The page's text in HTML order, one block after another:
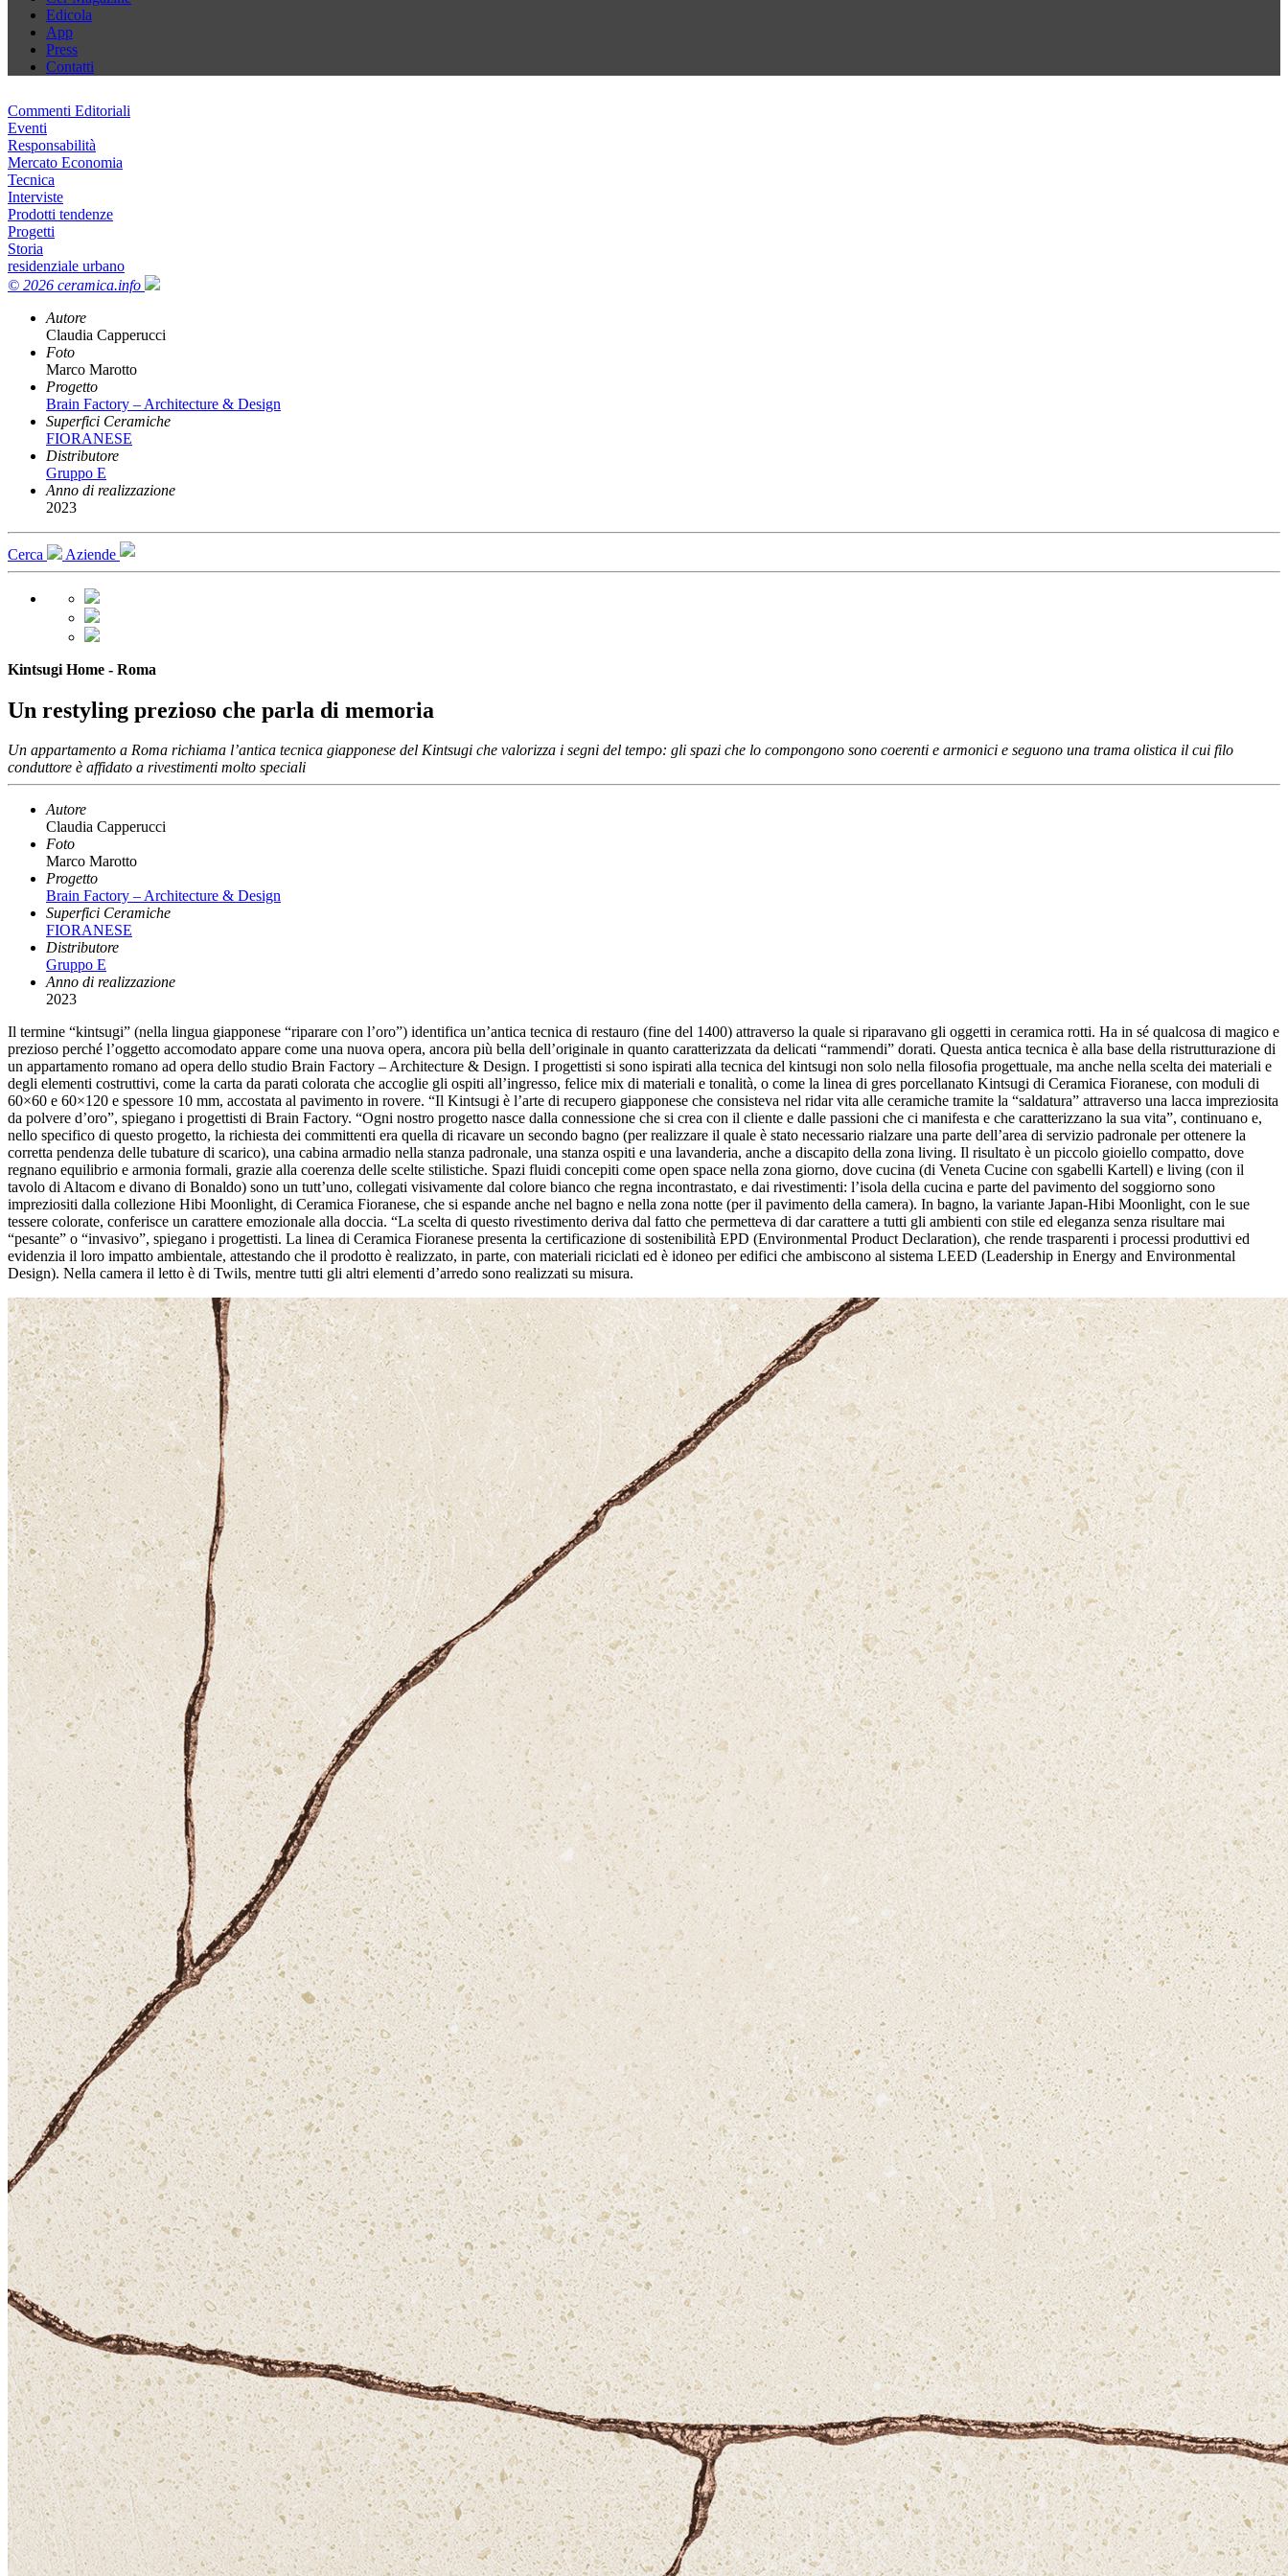
Edicola
App
Press
Contatti
Commenti Editoriali
Eventi
Responsabilità
Mercato Economia
Tecnica
Interviste
Prodotti tendenze
Progetti
Storia
residenziale urbano
© 2026 ceramica.info
Autore
Claudia Capperucci
Foto
Marco Marotto
Progetto
Brain Factory – Architecture & Design
Superfici Ceramiche
FIORANESE
Distributore
Gruppo E
Anno di realizzazione
2023
Cerca Aziende
Kintsugi Home - Roma
Un restyling prezioso che parla di memoria
Un appartamento a Roma richiama l’antica tecnica giapponese del Kintsugi che valorizza i segni del tempo: gli spazi che lo compongono sono coerenti e armonici e seguono una trama olistica il cui filo
conduttore è affidato a rivestimenti molto speciali
Autore
Claudia Capperucci
Foto
Marco Marotto
Progetto
Brain Factory – Architecture & Design
Superfici Ceramiche
FIORANESE
Distributore
Gruppo E
Anno di realizzazione
2023
Il termine “kintsugi” (nella lingua giapponese “riparare con l’oro”) identifica un’antica tecnica di restauro (fine del 1400) attraverso la quale si riparavano gli oggetti in ceramica rotti. Ha in sé qualcosa di magico e
prezioso perché l’oggetto accomodato appare come una nuova opera, ancora più bella dell’originale in quanto caratterizzata da delicati “rammendi” dorati. Questa antica tecnica è alla base della ristrutturazione di
un appartamento romano ad opera dello studio Brain Factory – Architecture & Design. I progettisti si sono ispirati alla tecnica del kintsugi non solo nella filosofia progettuale, ma anche nella scelta dei materiali e
degli elementi costruttivi, come la carta da parati colorata che accoglie gli ospiti all’ingresso, felice mix di materiali e tonalità, o come la linea di gres porcellanato Kintsugi di Ceramica Fioranese, con moduli di
60×60 e 60×120 e spessore 10 mm, accostata al pavimento in rovere. “Il Kintsugi è l’arte di recupero giapponese che consisteva nel ridar vita alle ceramiche tramite la “saldatura” attraverso una lacca impreziosita
da polvere d’oro”, spiegano i progettisti di Brain Factory. “Ogni nostro progetto nasce dalla connessione che si crea con il cliente e dalle passioni che ci manifesta e che caratterizzano la sua vita”, continuano e,
nello specifico di questo progetto, la richiesta dei committenti era quella di ricavare un secondo bagno (per realizzare il quale è stato necessario rialzare una parte dell’area di servizio padronale per ottenere la
corretta pendenza delle tubature di scarico), una cabina armadio nella stanza padronale, una stanza ospiti e una lavanderia, anche a discapito della zona living. Il risultato è un piccolo gioiello compatto, dove
regnano equilibrio e armonia formali, grazie alla coerenza delle scelte stilistiche. Spazi fluidi concepiti come open space nella zona giorno, dove cucina (di Veneta Cucine con sgabelli Kartell) e living (con il
tavolo di Altacom e divano di Bonaldo) sono un tutt’uno, collegati visivamente dal colore bianco che regna incontrastato, e dai rivestimenti: l’isola della cucina e parte del pavimento del soggiorno sono
impreziositi dalla collezione Hibi Moonlight, di Ceramica Fioranese, che si espande anche nel bagno e nella zona notte (per il pavimento della camera). In bagno, la variante Japan-Hibi Moonlight, con le sue
tessere colorate, conferisce un carattere emozionale alla doccia. “La scelta di questo rivestimento deriva dal fatto che permetteva di dar carattere a tutti gli ambienti con stile ed eleganza senza risultare mai
“pesante” o “invasivo”, spiegano i progettisti. La linea di Ceramica Fioranese presenta la certificazione di sostenibilità EPD (Environmental Product Declaration), che rende trasparenti i processi produttivi ed
evidenzia il loro impatto ambientale, attestando che il prodotto è realizzato, in parte, con materiali riciclati ed è idoneo per edifici che ambiscono al sistema LEED (Leadership in Energy and Environmental
Design). Nella camera il letto è di Twils, mentre tutti gli altri elementi d’arredo sono realizzati su misura.